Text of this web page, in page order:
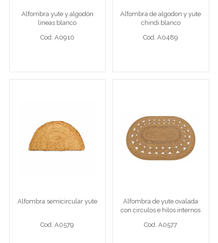
Cod. A0910
Alfombra yute y algodón
lineas blanco
Cod. A0910
Cod. A0489
Alfombra de algodon y yute
chindi blanco
Cod. A0489
Alfombra semicircular
yute
Alfombra semicircular yute
Cod. A0579
Alfombra de yute ovalada
con circulos e hilos
internos
Cod. A0577
Alfombra de yute ovalada
con circulos e hilos internos
Cod. A0577